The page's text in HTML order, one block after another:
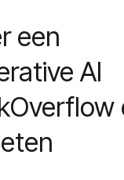
een
AI